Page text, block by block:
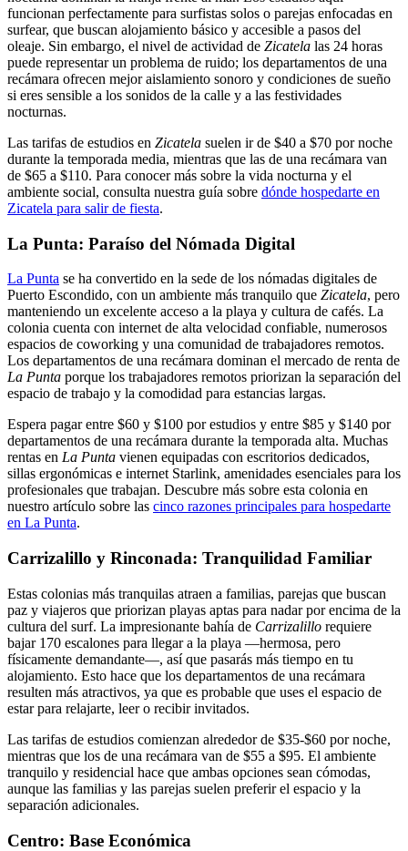
funcionan perfectamente para surfistas solos o parejas enfocadas en
surfear, que buscan alojamiento básico y accesible a pasos del
oleaje. Sin embargo, el nivel de actividad de Zicatela las 24 horas
puede representar un problema de ruido; los departamentos de una
recámara ofrecen mejor aislamiento sonoro y condiciones de sueño
si eres sensible a los sonidos de la calle y a las festividades
nocturnas.
Las tarifas de estudios en Zicatela suelen ir de $40 a $70 por noche
durante la temporada media, mientras que las de una recámara van
de $65 a $110. Para conocer más sobre la vida nocturna y el
ambiente social, consulta nuestra guía sobre dónde hospedarte en
Zicatela para salir de fiesta.
La Punta: Paraíso del Nómada Digital
La Punta se ha convertido en la sede de los nómadas digitales de
Puerto Escondido, con un ambiente más tranquilo que Zicatela, pero
manteniendo un excelente acceso a la playa y cultura de cafés. La
colonia cuenta con internet de alta velocidad confiable, numerosos
espacios de coworking y una comunidad de trabajadores remotos.
Los departamentos de una recámara dominan el mercado de renta de
La Punta porque los trabajadores remotos priorizan la separación del
espacio de trabajo y la comodidad para estancias largas.
Espera pagar entre $60 y $100 por estudios y entre $85 y $140 por
departamentos de una recámara durante la temporada alta. Muchas
rentas en La Punta vienen equipadas con escritorios dedicados,
sillas ergonómicas e internet Starlink, amenidades esenciales para los
profesionales que trabajan. Descubre más sobre esta colonia en
nuestro artículo sobre las cinco razones principales para hospedarte
en La Punta.
Carrizalillo y Rinconada: Tranquilidad Familiar
Estas colonias más tranquilas atraen a familias, parejas que buscan
paz y viajeros que priorizan playas aptas para nadar por encima de la
cultura del surf. La impresionante bahía de Carrizalillo requiere
bajar 170 escalones para llegar a la playa —hermosa, pero
físicamente demandante—, así que pasarás más tiempo en tu
alojamiento. Esto hace que los departamentos de una recámara
resulten más atractivos, ya que es probable que uses el espacio de
estar para relajarte, leer o recibir invitados.
Las tarifas de estudios comienzan alrededor de $35-$60 por noche,
mientras que los de una recámara van de $55 a $95. El ambiente
tranquilo y residencial hace que ambas opciones sean cómodas,
aunque las familias y las parejas suelen preferir el espacio y la
separación adicionales.
Centro: Base Económica